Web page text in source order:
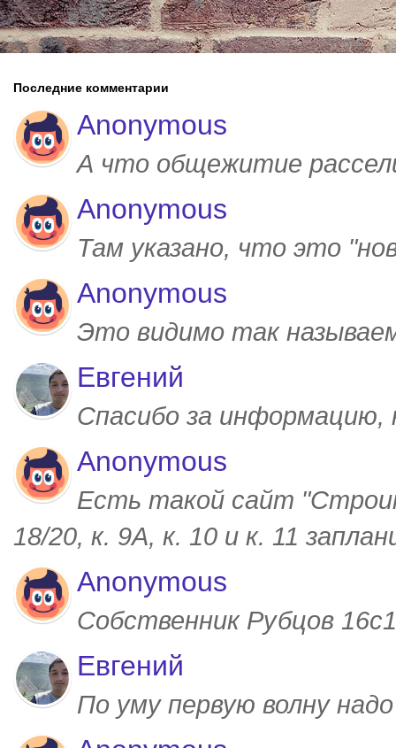
Последние комментарии
Anonymous
А что общежитие
Anonymous
Там указано, что это
Anonymous
Это видимо так
Евгений
Спасибо за
Anonymous
Есть такой сайт
18/20, к. 9А, к. 10 и к. 11
Anonymous
Собственник Рубцов
Евгений
По уму первую волну